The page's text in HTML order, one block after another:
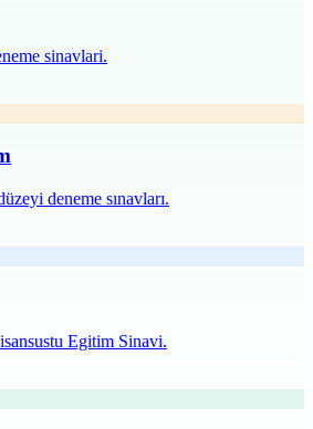
sinavlari.
deneme sınavları.
Egitim Sinavi.